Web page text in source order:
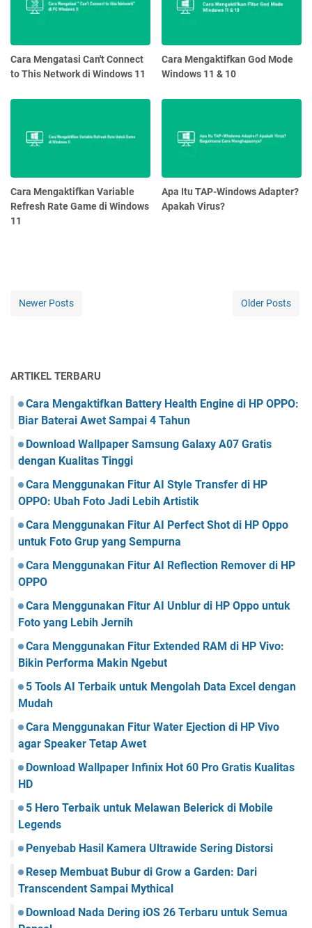
Cara Mengatasi Can't Connect
to This Network di Windows 11
Cara Mengaktifkan God Mode
Windows 11 & 10
Cara Mengaktifkan Variable
Refresh Rate Game di Windows
11
Apa Itu TAP-Windows Adapter?
Apakah Virus?
Newer Posts Older Posts
ARTIKEL TERBARU
Cara Mengaktifkan Battery Health Engine di HP OPPO:
Biar Baterai Awet Sampai 4 Tahun
Download Wallpaper Samsung Galaxy A07 Gratis
dengan Kualitas Tinggi
Cara Menggunakan Fitur AI Style Transfer di HP
OPPO: Ubah Foto Jadi Lebih Artistik
Cara Menggunakan Fitur AI Perfect Shot di HP Oppo
untuk Foto Grup yang Sempurna
Cara Menggunakan Fitur AI Reflection Remover di HP
OPPO
Cara Menggunakan Fitur AI Unblur di HP Oppo untuk
Foto yang Lebih Jernih
Cara Menggunakan Fitur Extended RAM di HP Vivo:
Bikin Performa Makin Ngebut
5 Tools AI Terbaik untuk Mengolah Data Excel dengan
Mudah
Cara Menggunakan Fitur Water Ejection di HP Vivo
agar Speaker Tetap Awet
Download Wallpaper Infinix Hot 60 Pro Gratis Kualitas
HD
5 Hero Terbaik untuk Melawan Belerick di Mobile
Legends
Penyebab Hasil Kamera Ultrawide Sering Distorsi
Resep Membuat Bubur di Grow a Garden: Dari
Transcendent Sampai Mythical
Download Nada Dering iOS 26 Terbaru untuk Semua